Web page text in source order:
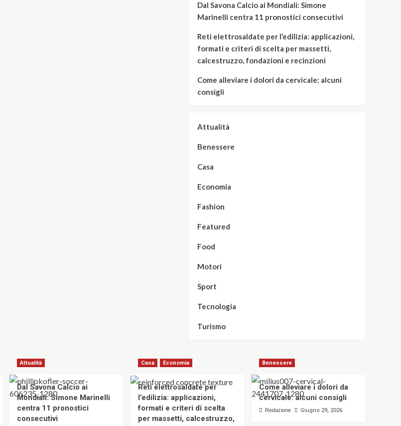
Dal Savona Calcio ai Mondiali: Simone
Marinelli centra 11 pronostici consecutivi
Reti elettrosaldate per l’edilizia: applicazioni,
formati e criteri di scelta per massetti,
calcestruzzo, fondazioni e recinzioni
Come alleviare i dolori da cervicale: alcuni
consigli
Attualità
Benessere
Casa
Economia
Fashion
Featured
Food
Motori
Sport
Tecnologia
Turismo
Attualità
Dal Savona Calcio ai
Mondiali: Simone Marinelli
centra 11 pronostici
consecutivi
Casa Economia
Reti elettrosaldate per
l’edilizia: applicazioni,
formati e criteri di scelta
per massetti, calcestruzzo,
Benessere
Come alleviare i dolori da
cervicale: alcuni consigli
Redazione Giugno 29, 2026